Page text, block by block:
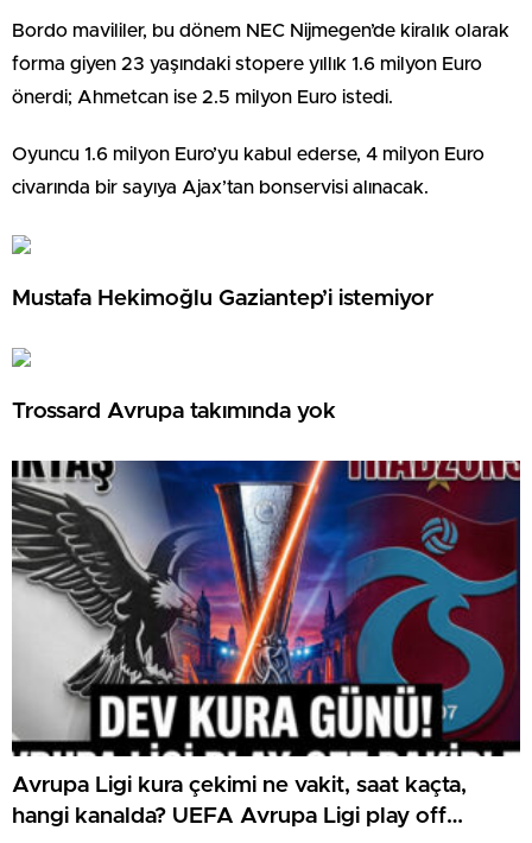
Bordo mavililer, bu dönem NEC Nijmegen’de kiralık olarak
forma giyen 23 yaşındaki stopere yıllık 1.6 milyon Euro
önerdi; Ahmetcan ise 2.5 milyon Euro istedi.
Oyuncu 1.6 milyon Euro’yu kabul ederse, 4 milyon Euro
civarında bir sayıya Ajax’tan bonservisi alınacak.
Mustafa Hekimoğlu Gaziantep’i istemiyor
Trossard Avrupa takımında yok
Avrupa Ligi kura çekimi ne vakit, saat kaçta,
hangi kanalda? UEFA Avrupa Ligi play off